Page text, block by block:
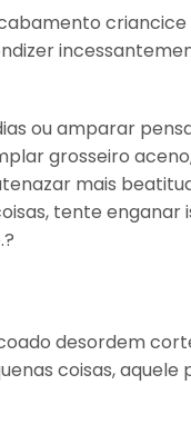
criancice
ou amparar
grosseiro
mais
tente enganar
desordem
coisas, aquele